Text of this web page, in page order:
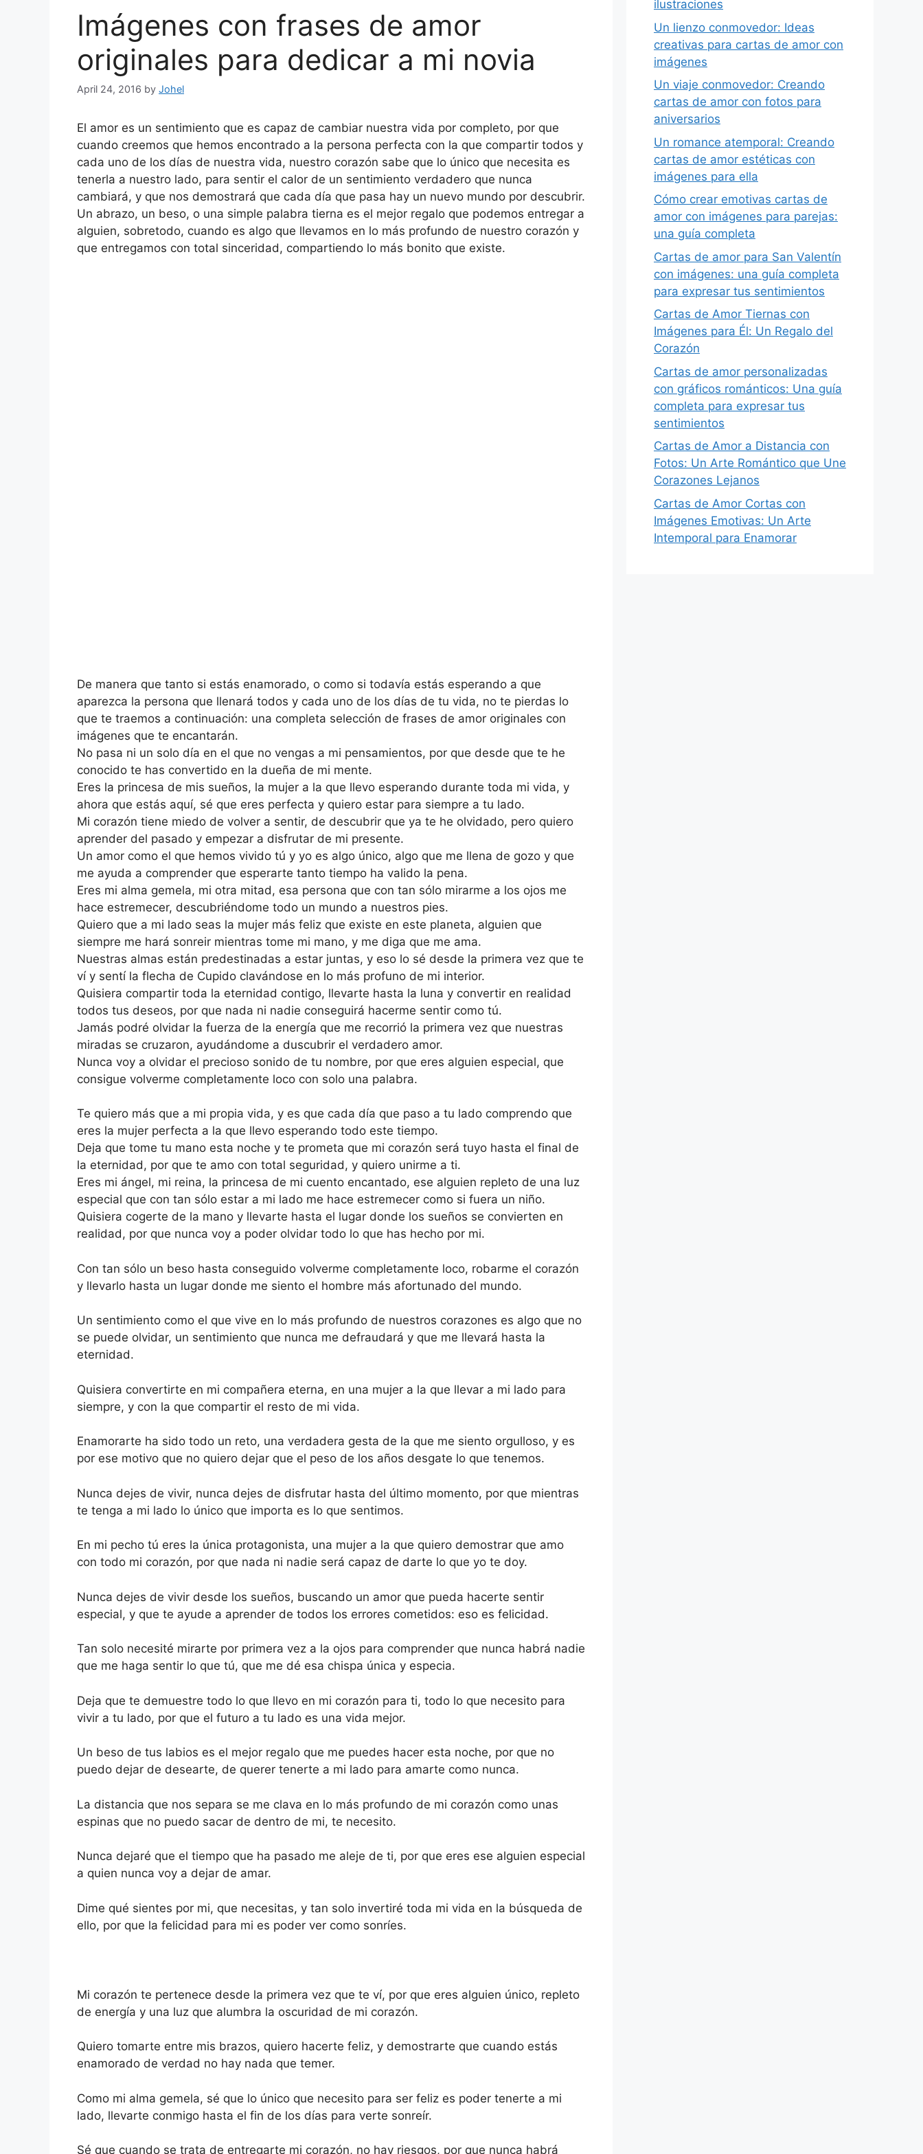
Imágenes con frases de amor
originales para dedicar a mi novia
April 24, 2016 by Johel
El amor es un sentimiento que es capaz de cambiar nuestra vida por completo, por que
cuando creemos que hemos encontrado a la persona perfecta con la que compartir todos y
cada uno de los días de nuestra vida, nuestro corazón sabe que lo único que necesita es
tenerla a nuestro lado, para sentir el calor de un sentimiento verdadero que nunca
cambiará, y que nos demostrará que cada día que pasa hay un nuevo mundo por descubrir.
Un abrazo, un beso, o una simple palabra tierna es el mejor regalo que podemos entregar a
alguien, sobretodo, cuando es algo que llevamos en lo más profundo de nuestro corazón y
que entregamos con total sinceridad, compartiendo lo más bonito que existe.
De manera que tanto si estás enamorado, o como si todavía estás esperando a que
aparezca la persona que llenará todos y cada uno de los días de tu vida, no te pierdas lo
que te traemos a continuación: una completa selección de frases de amor originales con
imágenes que te encantarán.
No pasa ni un solo día en el que no vengas a mi pensamientos, por que desde que te he
conocido te has convertido en la dueña de mi mente.
Eres la princesa de mis sueños, la mujer a la que llevo esperando durante toda mi vida, y
ahora que estás aquí, sé que eres perfecta y quiero estar para siempre a tu lado.
Mi corazón tiene miedo de volver a sentir, de descubrir que ya te he olvidado, pero quiero
aprender del pasado y empezar a disfrutar de mi presente.
Un amor como el que hemos vivido tú y yo es algo único, algo que me llena de gozo y que
me ayuda a comprender que esperarte tanto tiempo ha valido la pena.
Eres mi alma gemela, mi otra mitad, esa persona que con tan sólo mirarme a los ojos me
hace estremecer, descubriéndome todo un mundo a nuestros pies.
Quiero que a mi lado seas la mujer más feliz que existe en este planeta, alguien que
siempre me hará sonreir mientras tome mi mano, y me diga que me ama.
Nuestras almas están predestinadas a estar juntas, y eso lo sé desde la primera vez que te
ví y sentí la flecha de Cupido clavándose en lo más profuno de mi interior.
Quisiera compartir toda la eternidad contigo, llevarte hasta la luna y convertir en realidad
todos tus deseos, por que nada ni nadie conseguirá hacerme sentir como tú.
Jamás podré olvidar la fuerza de la energía que me recorrió la primera vez que nuestras
miradas se cruzaron, ayudándome a duscubrir el verdadero amor.
Nunca voy a olvidar el precioso sonido de tu nombre, por que eres alguien especial, que
consigue volverme completamente loco con solo una palabra.
Te quiero más que a mi propia vida, y es que cada día que paso a tu lado comprendo que
eres la mujer perfecta a la que llevo esperando todo este tiempo.
Deja que tome tu mano esta noche y te prometa que mi corazón será tuyo hasta el final de
la eternidad, por que te amo con total seguridad, y quiero unirme a ti.
Eres mi ángel, mi reina, la princesa de mi cuento encantado, ese alguien repleto de una luz
especial que con tan sólo estar a mi lado me hace estremecer como si fuera un niño.
Quisiera cogerte de la mano y llevarte hasta el lugar donde los sueños se convierten en
realidad, por que nunca voy a poder olvidar todo lo que has hecho por mi.
Con tan sólo un beso hasta conseguido volverme completamente loco, robarme el corazón
y llevarlo hasta un lugar donde me siento el hombre más afortunado del mundo.
Un sentimiento como el que vive en lo más profundo de nuestros corazones es algo que no
se puede olvidar, un sentimiento que nunca me defraudará y que me llevará hasta la
eternidad.
Quisiera convertirte en mi compañera eterna, en una mujer a la que llevar a mi lado para
siempre, y con la que compartir el resto de mi vida.
Enamorarte ha sido todo un reto, una verdadera gesta de la que me siento orgulloso, y es
por ese motivo que no quiero dejar que el peso de los años desgate lo que tenemos.
Nunca dejes de vivir, nunca dejes de disfrutar hasta del último momento, por que mientras
te tenga a mi lado lo único que importa es lo que sentimos.
En mi pecho tú eres la única protagonista, una mujer a la que quiero demostrar que amo
con todo mi corazón, por que nada ni nadie será capaz de darte lo que yo te doy.
Nunca dejes de vivir desde los sueños, buscando un amor que pueda hacerte sentir
especial, y que te ayude a aprender de todos los errores cometidos: eso es felicidad.
Tan solo necesité mirarte por primera vez a la ojos para comprender que nunca habrá nadie
que me haga sentir lo que tú, que me dé esa chispa única y especia.
Deja que te demuestre todo lo que llevo en mi corazón para ti, todo lo que necesito para
vivir a tu lado, por que el futuro a tu lado es una vida mejor.
Un beso de tus labios es el mejor regalo que me puedes hacer esta noche, por que no
puedo dejar de desearte, de querer tenerte a mi lado para amarte como nunca.
La distancia que nos separa se me clava en lo más profundo de mi corazón como unas
espinas que no puedo sacar de dentro de mi, te necesito.
Nunca dejaré que el tiempo que ha pasado me aleje de ti, por que eres ese alguien especial
a quien nunca voy a dejar de amar.
Dime qué sientes por mi, que necesitas, y tan solo invertiré toda mi vida en la búsqueda de
ello, por que la felicidad para mi es poder ver como sonríes.
Mi corazón te pertenece desde la primera vez que te ví, por que eres alguien único, repleto
de energía y una luz que alumbra la oscuridad de mi corazón.
Quiero tomarte entre mis brazos, quiero hacerte feliz, y demostrarte que cuando estás
enamorado de verdad no hay nada que temer.
Como mi alma gemela, sé que lo único que necesito para ser feliz es poder tenerte a mi
lado, llevarte conmigo hasta el fin de los días para verte sonreír.
Sé que cuando se trata de entregarte mi corazón, no hay riesgos, por que nunca habrá
ilustraciones
Un lienzo conmovedor: Ideas
creativas para cartas de amor con
imágenes
Un viaje conmovedor: Creando
cartas de amor con fotos para
aniversarios
Un romance atemporal: Creando
cartas de amor estéticas con
imágenes para ella
Cómo crear emotivas cartas de
amor con imágenes para parejas:
una guía completa
Cartas de amor para San Valentín
con imágenes: una guía completa
para expresar tus sentimientos
Cartas de Amor Tiernas con
Imágenes para Él: Un Regalo del
Corazón
Cartas de amor personalizadas
con gráficos románticos: Una guía
completa para expresar tus
sentimientos
Cartas de Amor a Distancia con
Fotos: Un Arte Romántico que Une
Corazones Lejanos
Cartas de Amor Cortas con
Imágenes Emotivas: Un Arte
Intemporal para Enamorar